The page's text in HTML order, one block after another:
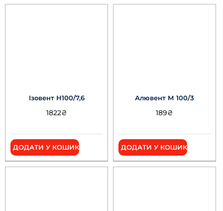
Ізовент Н100/7,6
1822₴
ДОДАТИ У КОШИК
Алювент М 100/3
189₴
ДОДАТИ У КОШИК